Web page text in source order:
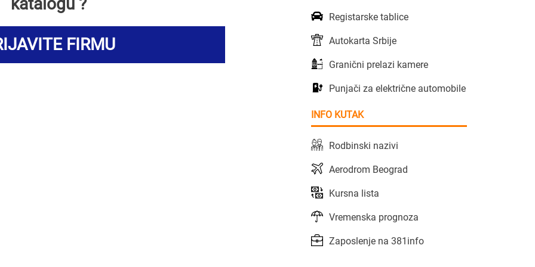
FIRMU
Registarske tablice
Autokarta Srbije
Granični prelazi kamere
Punjači za električne automobile
INFO KUTAK
Rodbinski nazivi
Aerodrom Beograd
Kursna lista
Vremenska prognoza
Zaposlenje na 381info